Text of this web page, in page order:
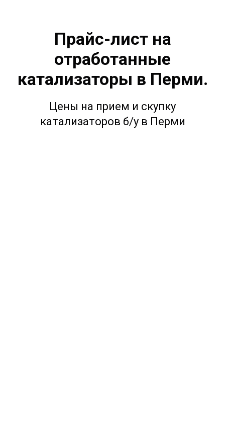
Прайс-лист на
отработанные
катализаторы в Перми.
Цены на прием и скупку
катализаторов б/у в Перми